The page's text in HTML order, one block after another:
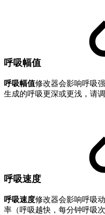
呼吸幅值
呼吸幅值修改器会影响呼吸
生成的呼吸更深或更浅，请调
呼吸速度
呼吸速度修改器会影响呼吸
率（呼吸越快，每分钟呼吸